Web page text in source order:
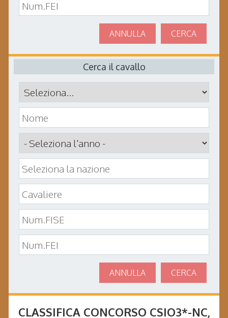
CERCA
ANNULLA
Cerca il cavallo
CERCA
ANNULLA
CLASSIFICA CONCORSO CSIO3*-NC,